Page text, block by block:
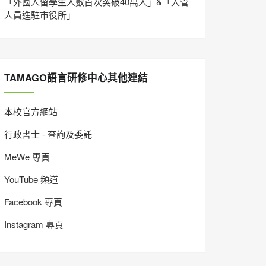
人員進駐市役所」
TAMAGO語言研修中心其他連結
本校官方網站
行政書士 - 查詢及委託
MeWe 專頁
YouTube 頻道
Facebook 專頁
Instagram 專頁